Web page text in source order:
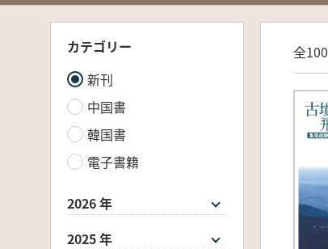
カテゴリー
新刊
中国書
韓国書
電子書籍
2026 年
2025 年
全